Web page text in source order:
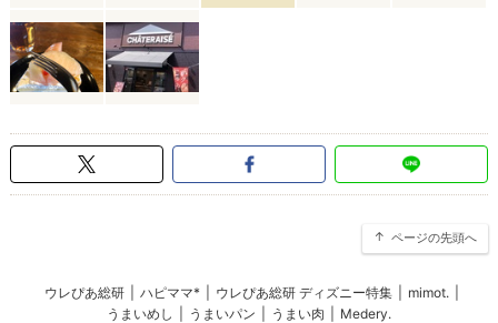
ページの先頭へ
ウレぴあ総研 ハピママ* ウレぴあ総研 ディズニー特集 mimot.
うまいめし
うまいパン うまい肉 Medery.